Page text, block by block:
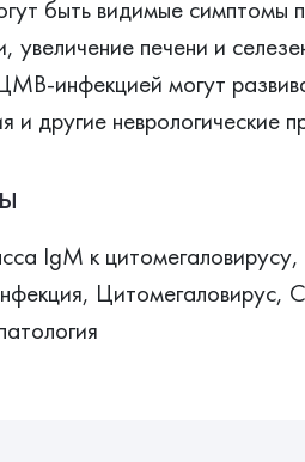
быть видимые симптомы
увеличение печени и
инфекцией могут
и другие неврологические
IgM к
Цитомегаловирус,